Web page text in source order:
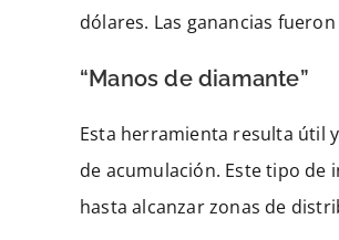
dólares. Las ganancias
“Manos de diamante”
Esta herramienta resulta útil
de acumulación. Este tipo de
hasta alcanzar zonas de